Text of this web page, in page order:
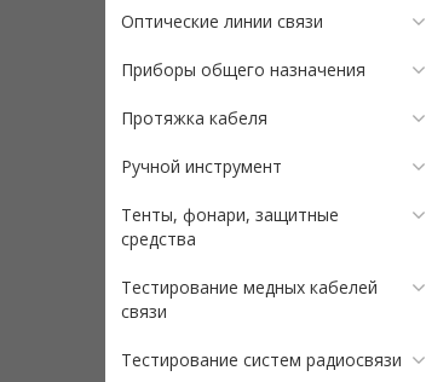
Оптические линии связи
Приборы общего назначения
Протяжка кабеля
Ручной инструмент
Тенты, фонари, защитные
средства
Тестирование медных кабелей
связи
Тестирование систем радиосвязи